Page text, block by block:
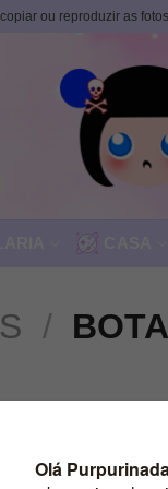
ou reproduzir as
/
românticos e